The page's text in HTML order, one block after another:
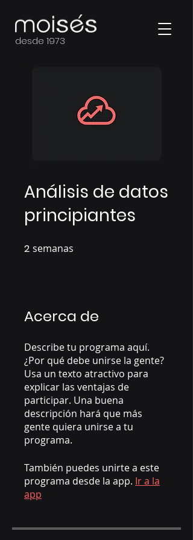
desde 1973
Análisis de datos
principiantes
2 semanas
Acerca de
Describe tu programa aquí.
¿Por qué debe unirse la gente?
Usa un texto atractivo para
explicar las ventajas de
participar. Una buena
descripción hará que más
gente quiera unirse a tu
programa.
También puedes unirte a este
programa desde la app. Ir a la
app